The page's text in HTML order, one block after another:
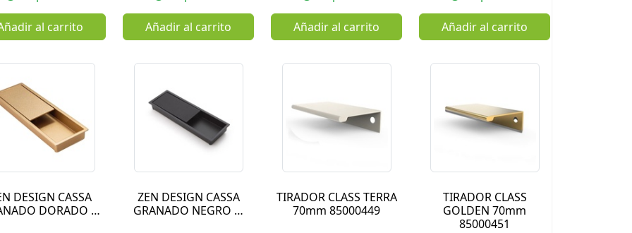
al carrito Añadir al carrito Añadir al carrito Añadir al carrito
DESIGN CASSA
DORADO …
ZEN DESIGN CASSA
GRANADO NEGRO …
TIRADOR CLASS TERRA
70mm 85000449
TIRADOR CLASS
GOLDEN 70mm
85000451